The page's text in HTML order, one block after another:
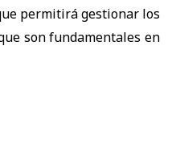
permitirá gestionar los
son fundamentales en